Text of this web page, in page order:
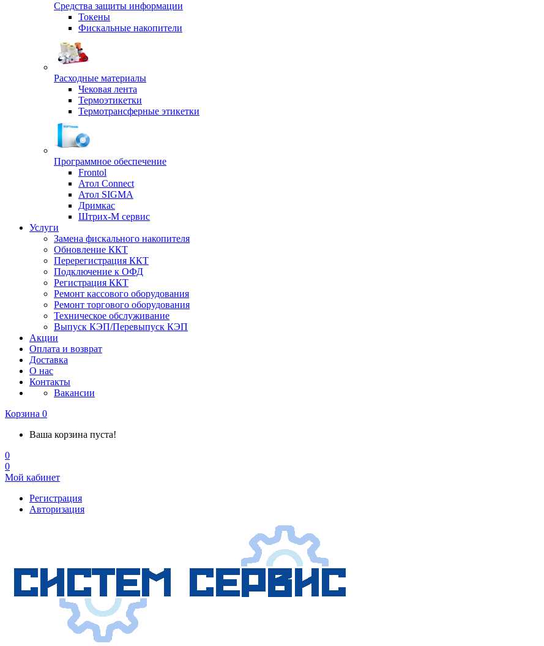
Средства защиты информации
Токены
Фискальные накопители
Расходные материалы
Чековая лента
Термоэтикетки
Термотрансферные этикетки
Программное обеспечение
Frontol
Атол Connect
Атол SIGMA
Дримкас
Штрих-М сервис
Услуги
Замена фискального накопителя
Обновление ККТ
Перерегистрация ККТ
Подключение к ОФД
Регистрация ККТ
Ремонт кассового оборудования
Ремонт торгового оборудования
Техническое обслуживание
Выпуск КЭП/Перевыпуск КЭП
Акции
Оплата и возврат
Доставка
О нас
Контакты
Вакансии
Корзина 0
Ваша корзина пуста!
0
0
Мой кабинет
Регистрация
Авторизация